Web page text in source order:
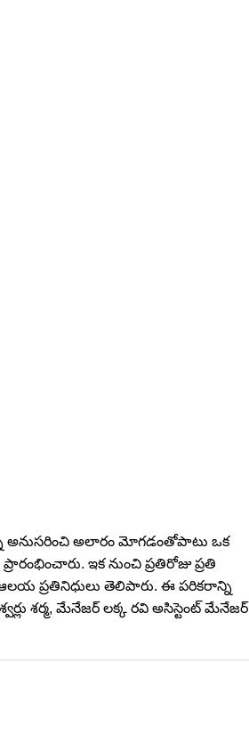
అనుసరించి అలారం మోగడంతోపాటు ఒక
ఇక నుంచి ప్రతిరోజు ప్రతి
ఆలయ ప్రతినిధులు తెలిపారు. ఈ పరికరాన్ని
శర్మ, మేనేజర్ లక్క రవి అసిస్టెంట్ మేనేజర్